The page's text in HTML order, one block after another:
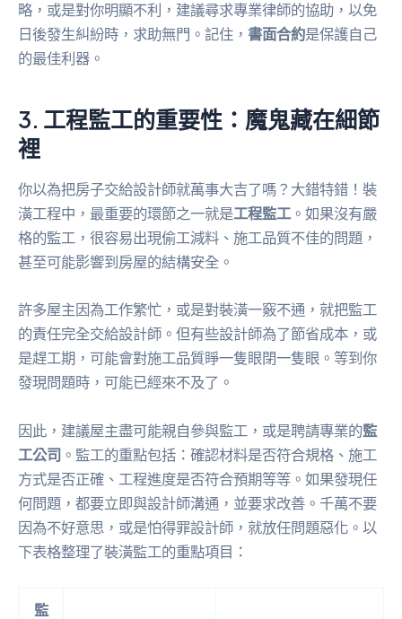
略，或是對你明顯不利，建議尋求專業律師的協助，以免
日後發生糾紛時，求助無門。記住， 書面合約是保護自己
的最佳利器。
3. 工程監工的重要性：魔鬼藏在細節
裡
你以為把房子交給設計師就萬事大吉了嗎？大錯特錯！裝
潢工程中，最重要的環節之一就是工程監工。如果沒有嚴
格的監工，很容易出現偷工減料、施工品質不佳的問題，
甚至可能影響到房屋的結構安全。
許多屋主因為工作繁忙，或是對裝潢一竅不通，就把監工
的責任完全交給設計師。但有些設計師為了節省成本，或
是趕工期，可能會對施工品質睜一隻眼閉一隻眼。等到你
發現問題時，可能已經來不及了。
因此，建議屋主盡可能親自參與監工，或是聘請專業的監
工公司 。監工的重點包括：確認材料是否符合規格、施工
方式是否正確、工程進度是否符合預期等等。如果發現任
何問題，都要立即與設計師溝通，並要求改善。千萬不要
因為不好意思，或是怕得罪設計師，就放任問題惡化。以
下表格整理了裝潢監工的重點項目：
監